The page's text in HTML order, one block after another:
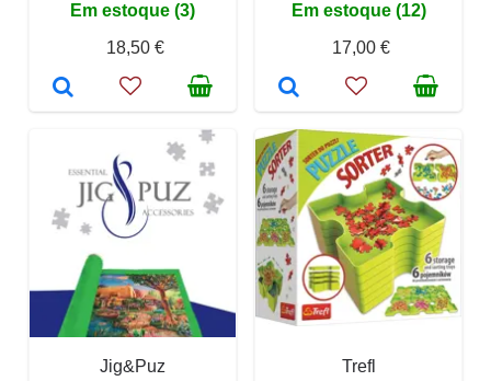
Em estoque (3)
18,50 €
Em estoque (12)
17,00 €
Jig&Puz
Trefl